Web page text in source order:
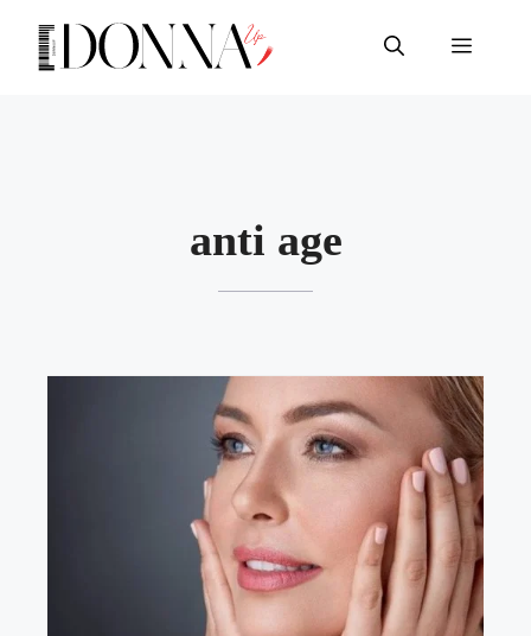
contenuto
Menu
anti age